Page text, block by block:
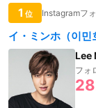
1 位 Instagramフ
イ・ミンホ（이민
Lee
フォ